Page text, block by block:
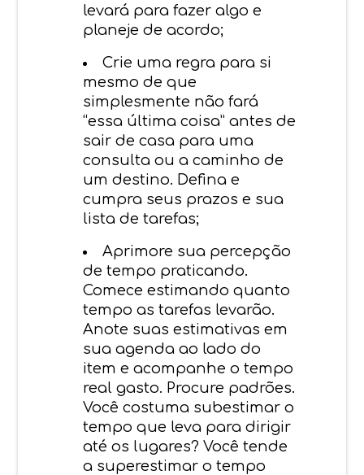
levará para fazer algo e
planeje de acordo;
Crie uma regra para si
mesmo de que
simplesmente não fará
“essa última coisa” antes de
sair de casa para uma
consulta ou a caminho de
um destino. Defina e
cumpra seus prazos e sua
lista de tarefas;
Aprimore sua percepção
de tempo praticando.
Comece estimando quanto
tempo as tarefas levarão.
Anote suas estimativas em
sua agenda ao lado do
item e acompanhe o tempo
real gasto. Procure padrões.
Você costuma subestimar o
tempo que leva para dirigir
até os lugares? Você tende
a superestimar o tempo